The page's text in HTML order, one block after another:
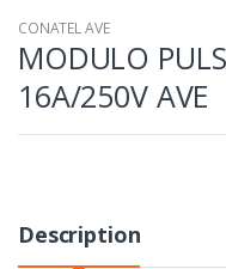
CONATEL AVE
MODULO
16A/250V AVE
Description